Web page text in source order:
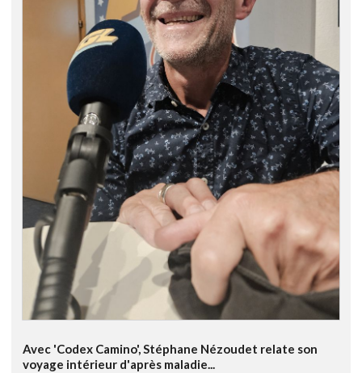
Avec 'Codex Camino', Stéphane Nézoudet relate son
voyage intérieur d'après maladie...